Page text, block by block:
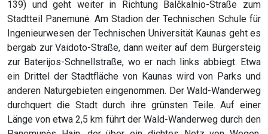
139) und geht weiter in Richtung Balčkalnio-Straße zum
Stadtteil Panemunė. Am Stadion der Technischen Schule für
Ingenieurwesen der Technischen Universität Kaunas geht es
bergab zur Vaidoto-Straße, dann weiter auf dem Bürgersteig
zur Baterijos-Schnellstraße, wo er nach links abbiegt. Etwa
ein Drittel der Stadtfläche von Kaunas wird von Parks und
anderen Naturgebieten eingenommen. Der Wald-Wanderweg
durchquert die Stadt durch ihre grünsten Teile. Auf einer
Länge von etwa 2,5 km führt der Wald-Wanderweg durch den